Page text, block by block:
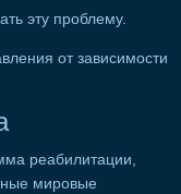
эту проблему.
реабилитации,
мировые